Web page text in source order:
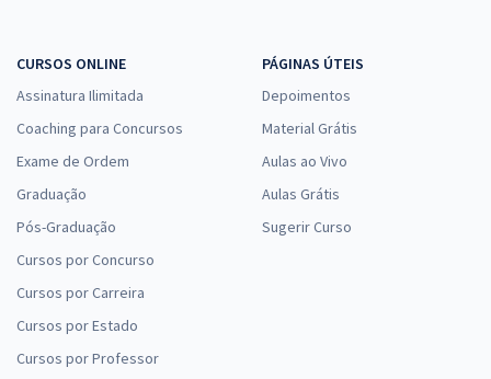
CURSOS ONLINE
Assinatura Ilimitada
Coaching para Concursos
Exame de Ordem
Graduação
Pós-Graduação
Cursos por Concurso
Cursos por Carreira
Cursos por Estado
Cursos por Professor
PÁGINAS ÚTEIS
Depoimentos
Material Grátis
Aulas ao Vivo
Aulas Grátis
Sugerir Curso